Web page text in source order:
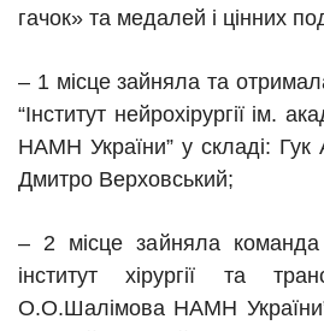
гачок» та медалей і цінних
– 1 місце зайняла та
“Інститут нейрохірургії ім.
НАМН України” у складі: Гук
Дмитро Верховський;
– 2 місце зайняла команда
інститут хірургії та
О.О.Шалімова НАМН